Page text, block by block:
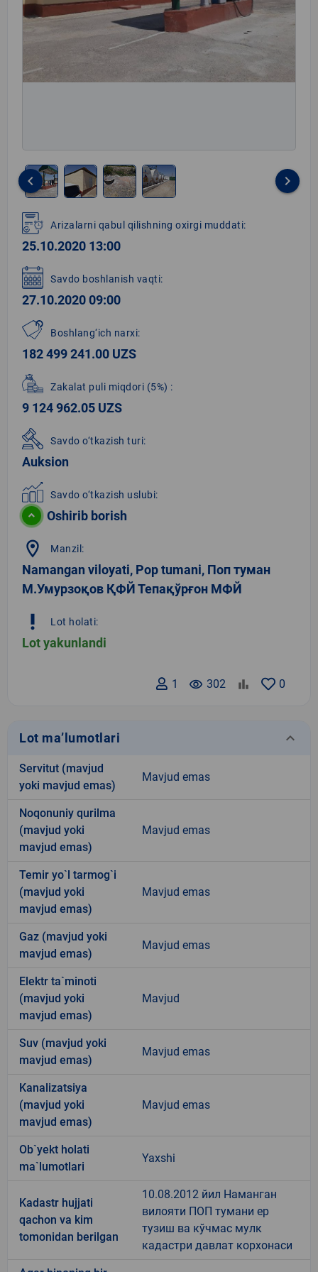
1
of
4
keyboard_arrow_left keyboard_arrow_right
Arizalarni qabul qilishning oxirgi muddati:
25.10.2020 13:00
Savdo boshlanish vaqti:
27.10.2020 09:00
Boshlang‘ich narxi:
182 499 241.00 UZS
Zakalat puli miqdori (5%) :
9 124 962.05 UZS
Savdo o‘tkazish turi:
Auksion
Savdo o‘tkazish uslubi:
Oshirib borish
location_on Manzil:
Namangan viloyati, Pop tumani, Поп туман
М.Умурзоқов ҚФЙ Тепақўрғон МФЙ
priority_high Lot holati:
Lot yakunlandi
0
remove_red_eye 302
1
Lot ma’lumotlari keyboard_arrow_down
Servitut (mavjud
yoki mavjud emas)
Mavjud emas
Noqonuniy qurilma
(mavjud yoki
mavjud emas)
Mavjud emas
Temir yo`l tarmog`i
(mavjud yoki
mavjud emas)
Mavjud emas
Gaz (mavjud yoki
mavjud emas)
Mavjud emas
Elektr ta`minoti
(mavjud yoki
mavjud emas)
Mavjud
Suv (mavjud yoki
mavjud emas)
Mavjud emas
Kanalizatsiya
(mavjud yoki
mavjud emas)
Mavjud emas
Ob`yekt holati
ma`lumotlari
Yaxshi
Kadastr hujjati
qachon va kim
tomonidan berilgan
10.08.2012 йил Наманган
вилояти ПОП тумани ер
тузиш ва кўчмас мулк
кадастри давлат корхонаси